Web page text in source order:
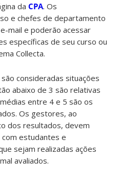
daCPA. Os
e chefes de departamento
mail e poderão acessar
específicas de seu curso ou
Collecta.
consideradas situações
abaixo de 3 são relativas
entre 4 e 5 são os
Os gestores, ao
dos resultados, devem
estudantes e
sejam realizadas ações
avaliados.